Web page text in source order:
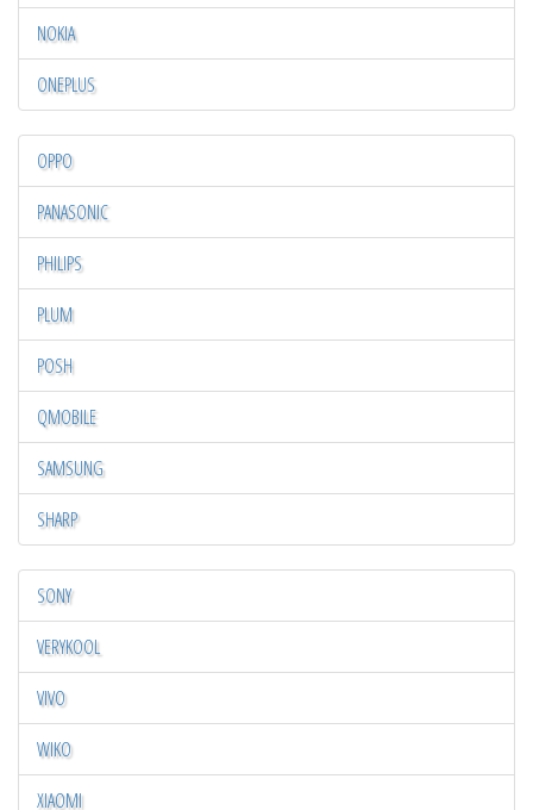
NOKIA
ONEPLUS
OPPO
PANASONIC
PHILIPS
PLUM
POSH
QMOBILE
SAMSUNG
SHARP
SONY
VERYKOOL
VIVO
WIKO
XIAOMI